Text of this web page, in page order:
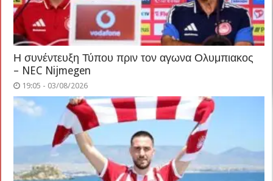
Η συνέντευξη Τύπου πριν τον αγωνα Ολυμπιακος
– NEC Nijmegen
19:05 - 03/08/2026